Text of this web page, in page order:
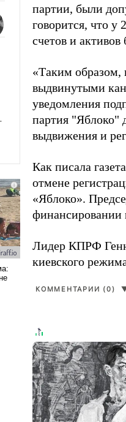
партии, были
говорится, что у
счетов и
«Таким образом,
выдвинутыми
уведомления
партия "Яблоко"
выдвижения и
Как писала
отмене
«Яблоко».
финансировании
Лидер КПРФ
киевского
КОММЕНТАРИИ (0)